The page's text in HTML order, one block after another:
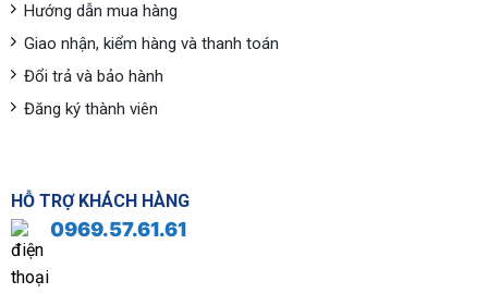
Hướng dẫn mua hàng
Giao nhận, kiểm hàng và thanh toán
Đổi trả và bảo hành
Đăng ký thành viên
HỖ TRỢ KHÁCH HÀNG
0969.57.61.61